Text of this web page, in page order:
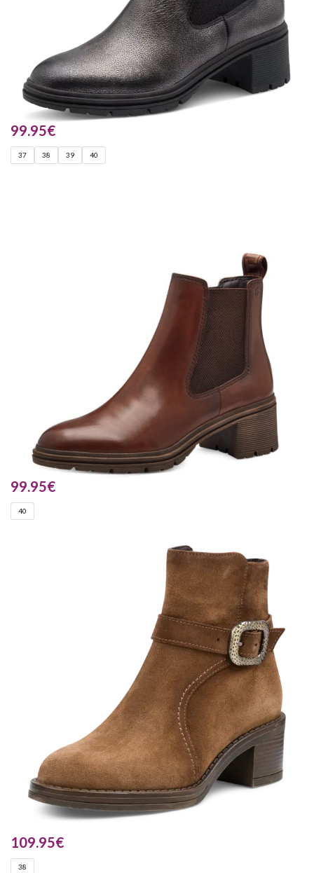
99.95€
37 38 39 40
99.95€
40
109.95€
38